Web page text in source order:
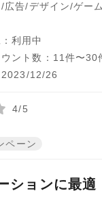
広告/デザイン/ゲー
利用中
ント数：11件〜30
2023/12/26
4/5
ペーン
ションに最適